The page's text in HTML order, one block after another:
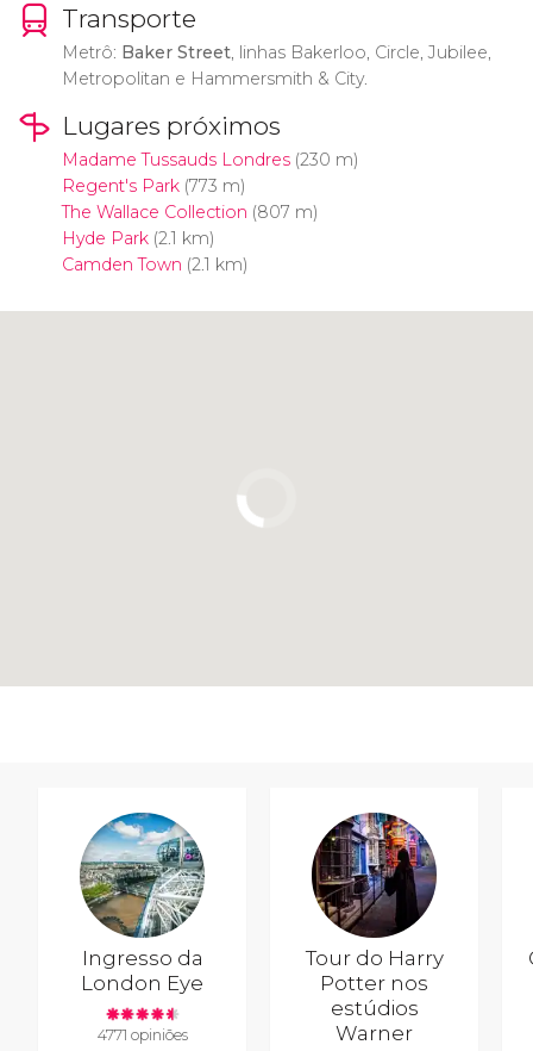
Transporte
Metrô: Baker Street, linhas Bakerloo, Circle, Jubilee,
Metropolitan e Hammersmith & City.
Lugares próximos
Madame Tussauds Londres(230 m)
Regent's Park(773 m)
The Wallace Collection (807 m)
Hyde Park(2.1 km)
Camden Town (2.1 km)
Ingresso da
London Eye
4771 opiniões
Tour do Harry
Potter nos
estúdios
Warner